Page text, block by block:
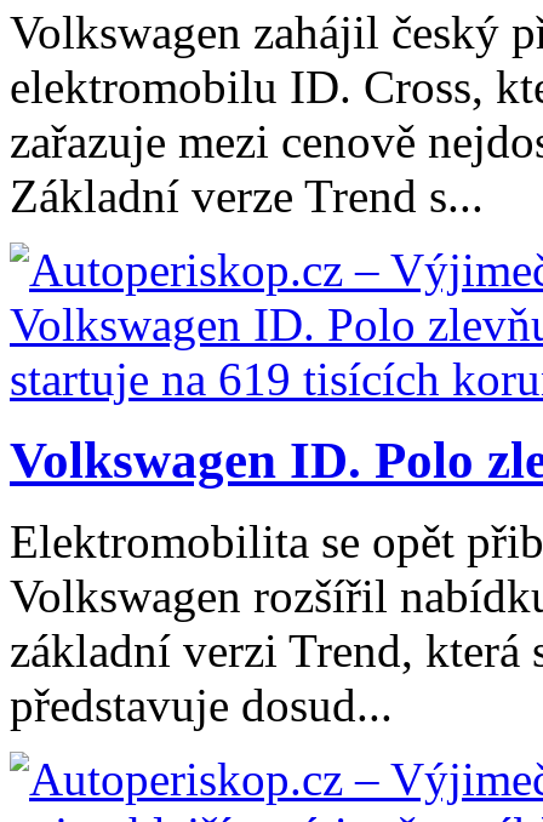
Volkswagen zahájil český
elektromobilu ID. Cross,
zařazuje mezi cenově
Základní verze Trend s...
Volkswagen ID. Polo
Elektromobilita se opět
Volkswagen rozšířil
základní verzi Trend, která
představuje dosud...